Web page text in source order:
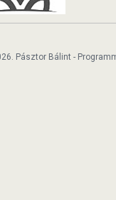
Pásztor Bálint -